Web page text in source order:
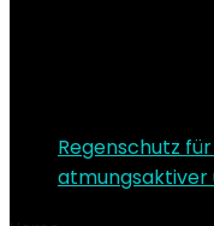
Regenschutz
atmungsaktiver